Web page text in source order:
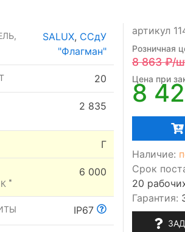
SALUX, ССдУ
"Флагман"
20
2 835
Г
*
6 000
IP67
артикул
Розничная
8 863₽/
Цена при
8
Наличие:
Срок
20
Гарантия: